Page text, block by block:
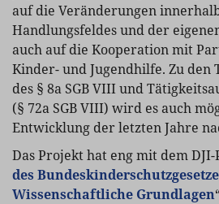
auf die Veränderungen
Handlungsfeldes und der
auch auf die Kooperation mit
Kinder- und Jugendhilfe. Zu den
des § 8a SGB VIII und
(§ 72a SGB VIII) wird es auch
Entwicklung der letzten Jahre
Das Projekt hat eng mit dem
des
Wissenschaftliche Grundlagen